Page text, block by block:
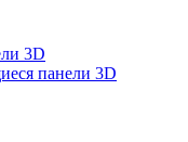
3D
панели 3D